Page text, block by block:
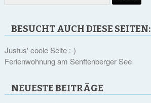
BESUCHT AUCH DIESE SEITEN:
Justus' coole Seite :-)
Ferienwohnung am Senftenberger See
NEUESTE BEITRÄGE